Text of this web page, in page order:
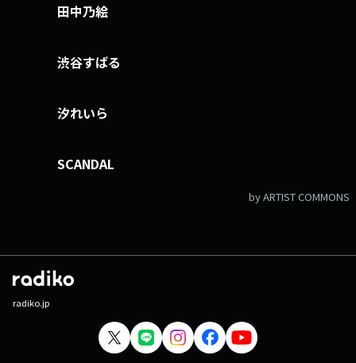
田中乃絵
渋谷すばる
汐れいら
SCANDAL
by ARTIST COMMONS
radiko.jp